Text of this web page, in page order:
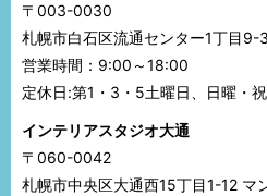
〒003-0030
札幌市白石区流通センター1丁目9-
営業時間：9:00～18:00
定休日:第1・3・5土曜日、日曜・
インテリアスタジオ大通
〒060-0042
札幌市中央区大通西15丁目1-12 マ